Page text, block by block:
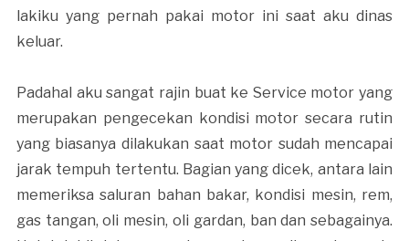
lakiku yang pernah pakai motor ini saat aku dinas
keluar.
Padahal aku sangat rajin buat ke Service motor yang
merupakan pengecekan kondisi motor secara rutin
yang biasanya dilakukan saat motor sudah mencapai
jarak tempuh tertentu. Bagian yang dicek, antara lain
memeriksa saluran bahan bakar, kondisi mesin, rem,
gas tangan, oli mesin, oli gardan, ban dan sebagainya.